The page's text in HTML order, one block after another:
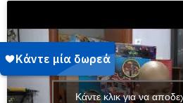
Κάντε κλικ για να